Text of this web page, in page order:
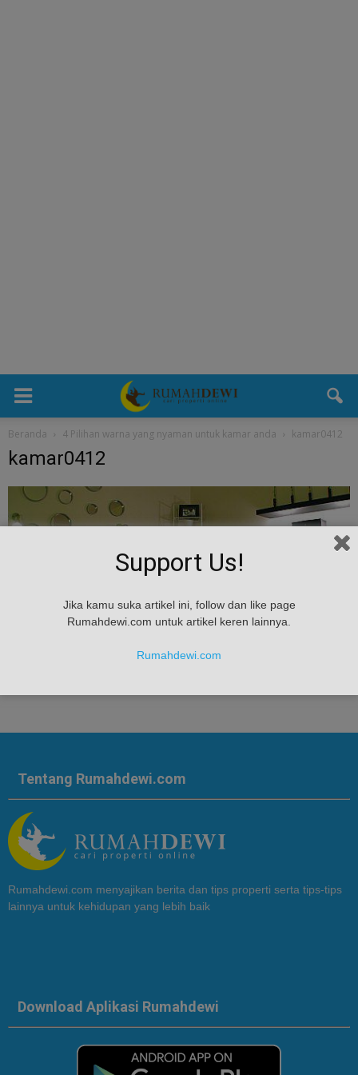
Beranda 4 Pilihan warna yang nyaman untuk kamar anda kamar0412
kamar0412
Tentang Rumahdewi.com
Rumahdewi.com menyajikan berita dan tips properti serta tips-tips
lainnya untuk kehidupan yang lebih baik
Download Aplikasi Rumahdewi
Support Us!
Jika kamu suka artikel ini, follow dan like page
Rumahdewi.com untuk artikel keren lainnya.
Rumahdewi.com